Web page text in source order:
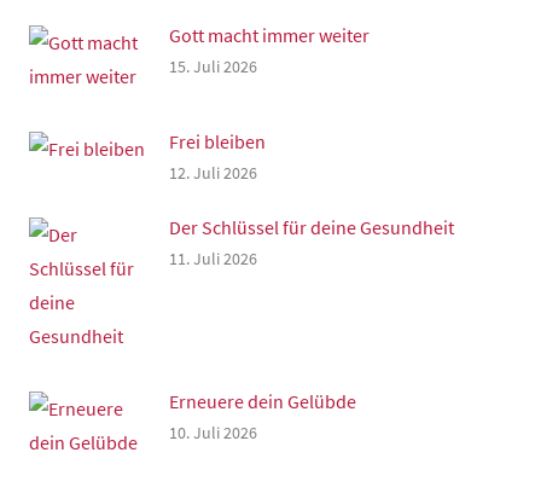
Gott macht immer weiter
15. Juli 2026
Frei bleiben
12. Juli 2026
Der Schlüssel für deine Gesundheit
11. Juli 2026
Erneuere dein Gelübde
10. Juli 2026